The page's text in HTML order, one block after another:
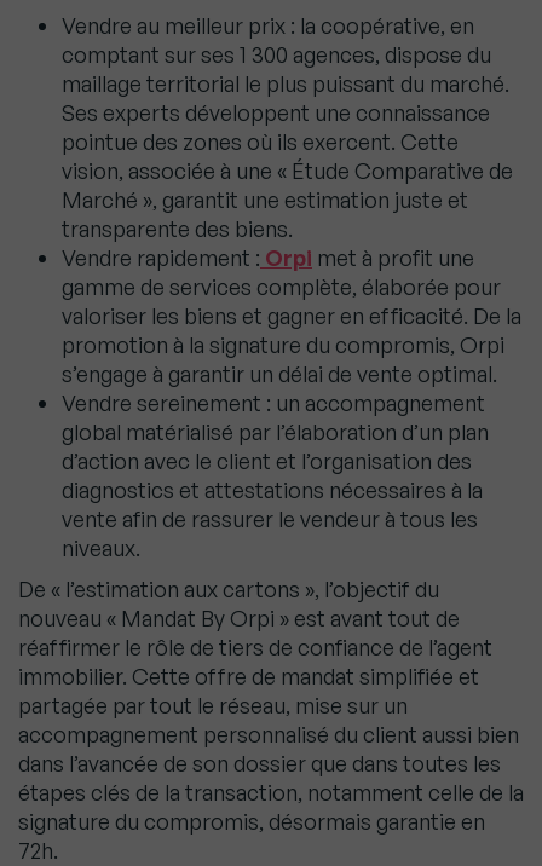
Vendre au meilleur prix : la coopérative, en
comptant sur ses 1 300 agences, dispose du
maillage territorial le plus puissant du marché.
Ses experts développent une connaissance
pointue des zones où ils exercent. Cette
vision, associée à une « Étude Comparative de
Marché », garantit une estimation juste et
transparente des biens.
Vendre rapidement : Orpi met à profit une
gamme de services complète, élaborée pour
valoriser les biens et gagner en efficacité. De la
promotion à la signature du compromis, Orpi
s’engage à garantir un délai de vente optimal.
Vendre sereinement : un accompagnement
global matérialisé par l’élaboration d’un plan
d’action avec le client et l’organisation des
diagnostics et attestations nécessaires à la
vente afin de rassurer le vendeur à tous les
niveaux.
De « l’estimation aux cartons », l’objectif du
nouveau « Mandat By Orpi » est avant tout de
réaffirmer le rôle de tiers de confiance de l’agent
immobilier. Cette offre de mandat simplifiée et
partagée par tout le réseau, mise sur un
accompagnement personnalisé du client aussi bien
dans l’avancée de son dossier que dans toutes les
étapes clés de la transaction, notamment celle de la
signature du compromis, désormais garantie en
72h.